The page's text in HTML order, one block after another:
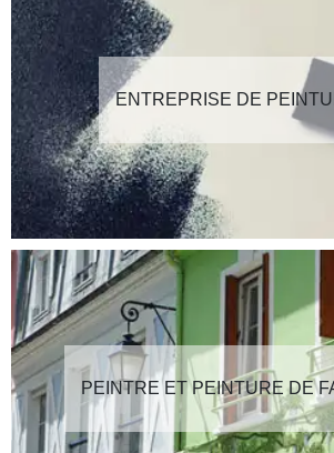
ENTREPRISE DE
PEINTRE ET PEINTURE DE